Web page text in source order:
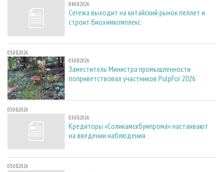
04.08.2026
Сегежа выходит на китайский рынок пеллет и
строит биохимкомплекс
03.08.2026
03.08.2026
Заместитель Министра промышленности
поприветствовал участников PulpFor 2026
03.08.2026
03.08.2026
Кредиторы «Соликамскбумпрома» настаивают
на введении наблюдения
03.08.2026